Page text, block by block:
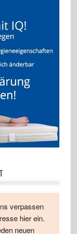
verpassen
hier ein.
neuen